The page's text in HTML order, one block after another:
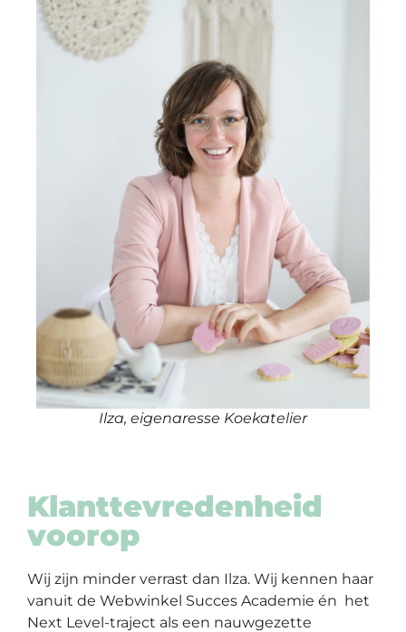
Ilza, eigenaresse Koekatelier
Klanttevredenheid
voorop
Wij zijn minder verrast dan Ilza. Wij kennen haar
vanuit de Webwinkel Succes Academie én het
Next Level-traject als een nauwgezette